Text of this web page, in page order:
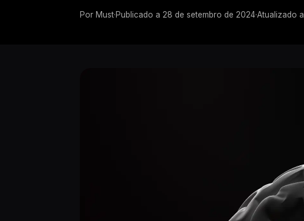
Por Must·Publicado a 28 de setembro de 2024·Atualizado a